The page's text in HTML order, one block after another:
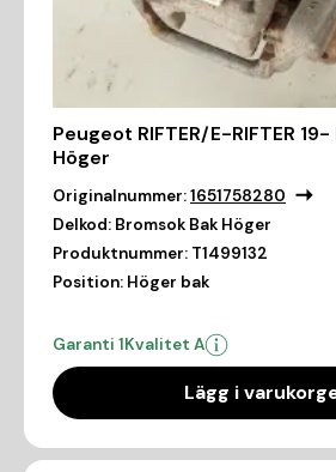
Peugeot RIFTER/E-RIFTER
Höger
Originalnummer:1651758280
Delkod: Bromsok Bak Höger
Produktnummer: T1499132
Position: Höger bak
Garanti 1Kvalitet A
Lägg i